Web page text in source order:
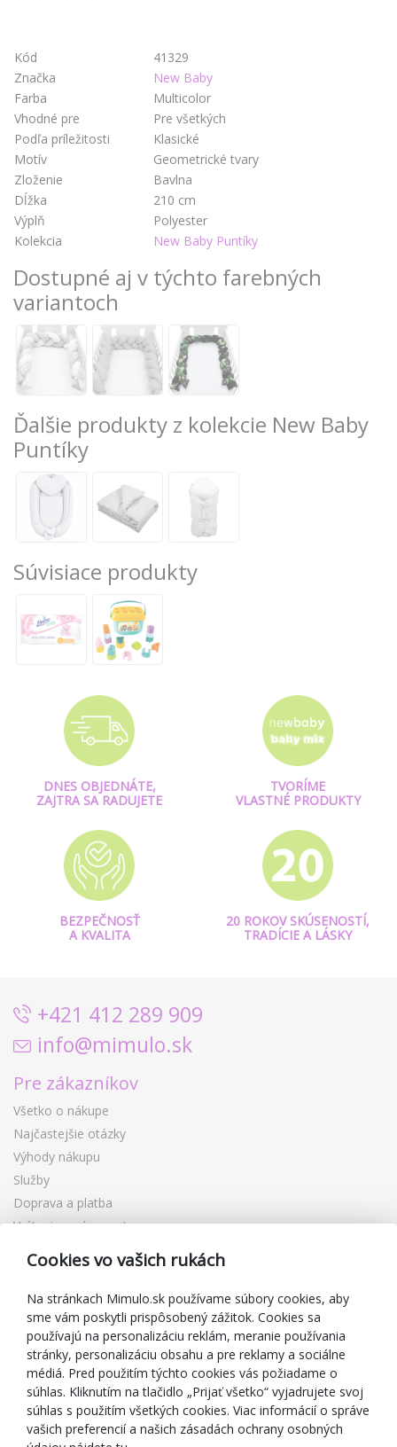
Kód
41329
Značka
New Baby
Farba
Multicolor
Vhodné pre
Pre všetkých
Podľa príležitosti
Klasické
Motív
Geometrické tvary
Zloženie
Bavlna
Dĺžka
210 cm
Výplň
Polyester
Kolekcia
New Baby Puntíky
Dostupné aj v týchto farebných
variantoch
Ďalšie produkty z kolekcie New Baby
Puntíky
Súvisiace produkty
DNES OBJEDNÁTE,
ZAJTRA SA RADUJETE
TVORÍME
VLASTNÉ PRODUKTY
BEZPEČNOSŤ
A KVALITA
20 ROKOV SKÚSENOSTÍ,
TRADÍCIE A LÁSKY
+421 412 289 909
info@mimulo.sk
Pre zákazníkov
Všetko o nákupe
Najčastejšie otázky
Výhody nákupu
Služby
Doprava a platba
Vrátenie a výmena tovaru
Reklamácia
Darčekové poukážky
Zľavové kupóny
Blog
O predajcovi
Mimulo.sk
Obchodné podmienky
Ochrana osobných údajov GDPR
Cookies vo vašich rukách
Na stránkach Mimulo.sk používame súbory cookies, aby
sme vám poskytli prispôsobený zážitok. Cookies sa
používajú na personalizáciu reklám, meranie používania
stránky, personalizáciu obsahu a pre reklamy a sociálne
médiá. Pred použitím týchto cookies vás požiadame o
súhlas. Kliknutím na tlačidlo „Prijať všetko“ vyjadrujete svoj
súhlas s použitím všetkých cookies. Viac informácií o správe
vašich preferencií a našich zásadách ochrany osobných